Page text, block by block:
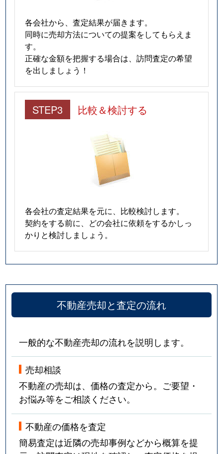
各会社から、査定結果が届きます。
同時に売却方法についての提案をしてもらえま
す。
正確な金額を把握する場合は、訪問査定の希望
を出しましょう！
STEP3 比較＆検討する
各会社の査定結果を元に、比較検討します。
契約をする前に、どの会社に依頼をするかしっ
かりと検討しましょう。
不動産売却と査定の流れ
一般的な不動産売却の流れを説明します。
売却相談
不動産の売却は、価格の査定から。ご要望・
お悩み等をご相談ください。
不動産の価格を査定
簡易査定は近隣の売却事例などから概算を提